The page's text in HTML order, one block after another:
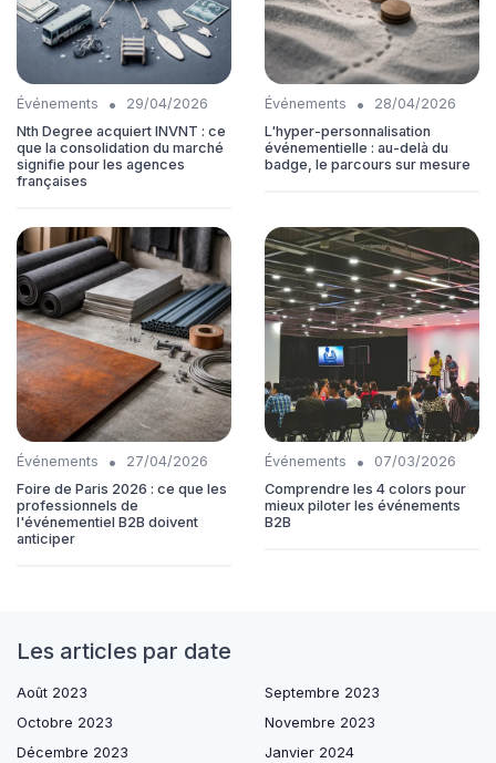
Événements •
29/04/2026
Nth Degree acquiert INVNT : ce
que la consolidation du marché
signifie pour les agences
françaises
Événements •
28/04/2026
L'hyper-personnalisation
événementielle : au-delà du
badge, le parcours sur mesure
Événements •
27/04/2026
Foire de Paris 2026 : ce que les
professionnels de
l'événementiel B2B doivent
anticiper
Événements •
07/03/2026
Comprendre les 4 colors pour
mieux piloter les événements
B2B
Les articles par date
Août 2023
Septembre 2023
Octobre 2023
Novembre 2023
Décembre 2023
Janvier 2024